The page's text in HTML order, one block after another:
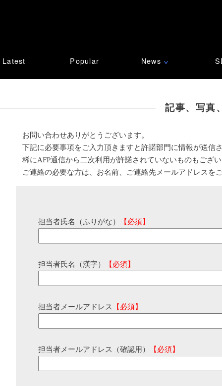
Latest Popular News ∨
記事、写真
お問い合わせありがとうございます。
下記に必要事項をご入力頂きますと許諾部門に情報が送信
稀にAFP通信から二次利用が許諾されていないものもござ
ご連絡の必要な方は、お名前、ご連絡先メールアドレスを
担当者氏名（ふりがな） 【必須】
担当者氏名（漢字） 【必須】
担当者メールアドレス 【必須】
担当者メールアドレス（確認用） 【必須】